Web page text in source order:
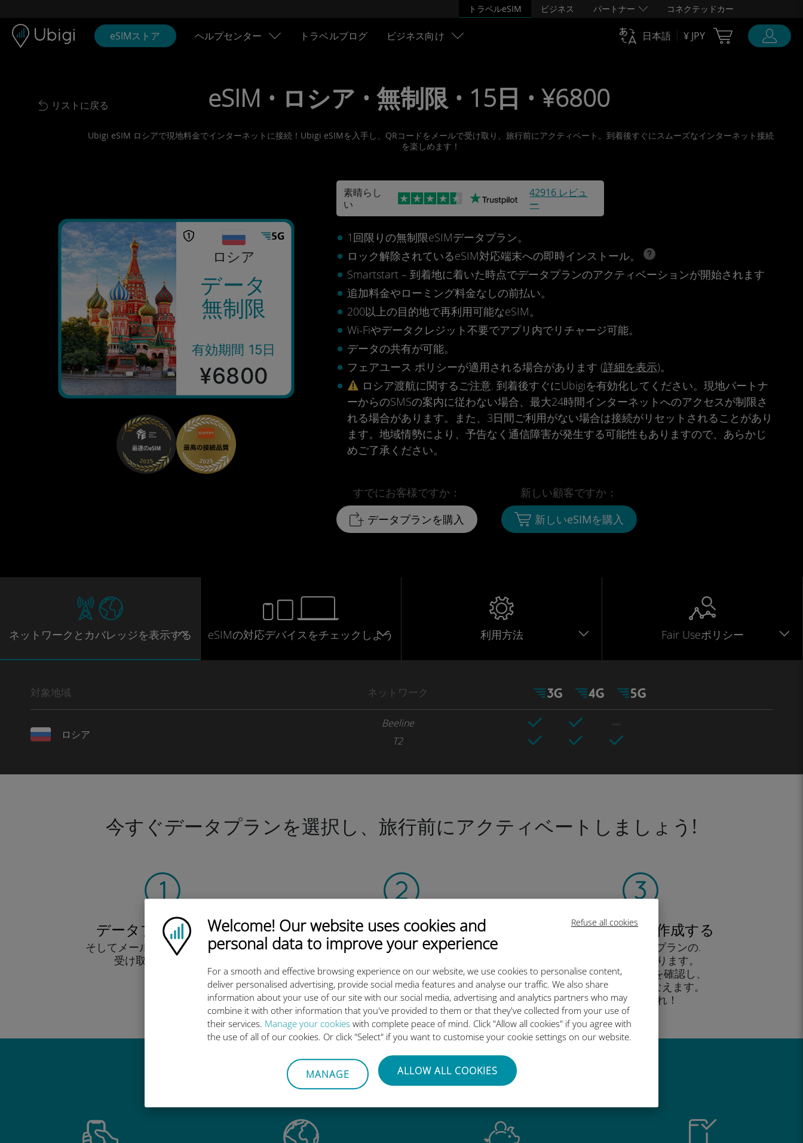
Refuse all cookies
Ubigi logo
Welcome! Our website uses cookies and
personal data to improve your experience
For a smooth and effective browsing experience on our website, we use cookies to personalise content,
deliver personalised advertising, provide social media features and analyse our traffic. We also share
information about your use of our site with our social media, advertising and analytics partners who may
combine it with other information that you've provided to them or that they've collected from your use of
their services. Manage your cookies with complete peace of mind. Click "Allow all cookies" if you agree with
the use of all of our cookies. Or click "Select" if you want to customise your cookie settings on our website.
MANAGE ALLOW ALL COOKIES
トラベルeSIM ビジネス パートナー コネクテッドカー
eSIMストア ヘルプセンター トラベルブログ ビジネス向け 日本語 ¥ JPY Cart Ubigi
Back to list
リストに戻る eSIM • ロシア • 無制限 • 15日 • ¥6800
Ubigi eSIM ロシアで現地料金でインターネットに接続！Ubigi eSIMを入手し、QRコードをメールで受け取り、旅行前にアクティベート。到着後すぐにスムーズなインターネット接続
を楽しめます！
ロシア
データ
無制限
有効期間 15日
¥6800
素晴らし
い
42916 レビュ
ー
1回限りの無制限eSIMデータプラン。
ロック解除されているeSIM対応端末への即時インストール。
Smartstart – 到着地に着いた時点でデータプランのアクティベーションが開始されます
追加料金やローミング料金なしの前払い。
200以上の目的地で再利用可能なeSIM。
Wi-Fiやデータクレジット不要でアプリ内でリチャージ可能。
データの共有が可能。
フェアユース ポリシーが適用される場合があります (詳細を表示)。
ロシア渡航に関するご注意. 到着後すぐにUbigiを有効化してください。現地パートナ
ーからのSMSの案内に従わない場合、最大24時間インターネットへのアクセスが制限さ
れる場合があります。また、3日間ご利用がない場合は接続がリセットされることがあり
ます。地域情勢により、予告なく通信障害が発生する可能性もありますので、あらかじ
めご了承ください。
すでにお客様ですか：
データプランを購入
新しい顧客ですか：
新しいeSIMを購入
ネットワークとカバレッジを表示する eSIMの対応デバイスをチェックしよう 利用方法 Fair Useポリシー
対象地域 ネットワーク
ロシア
Beeline
T2
今すぐデータプランを選択し、旅行前にアクティベートしましょう!
データプランを選ぶ
そしてメール経由でQRコードを
受け取りましょう！
QRコードを読み込む
そしてデータプラン
Ubigi eSIMをインストールしま
しょう シンプル！
アカウントを作成する
すると、データプランの.
使用が可能となります。
外出先 から残高を確認し、
追加購入がおこなえます。
お楽しみあれ！
Ubigi International eSIMがすごい理由